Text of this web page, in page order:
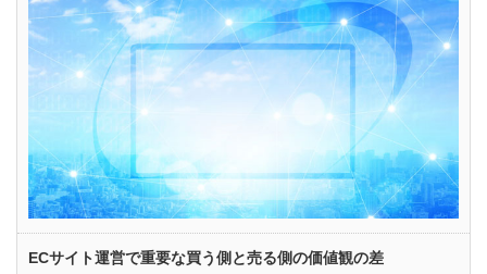
ECサイト運営で重要な買う側と売る側の価値観の差